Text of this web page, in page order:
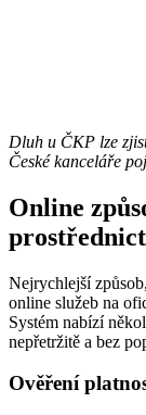
Dluh u ČKP lze
České kanceláře
Online
Nejrychlejší způsob,
online služeb na
Systém nabízí
nepřetržitě a bez
Ověření